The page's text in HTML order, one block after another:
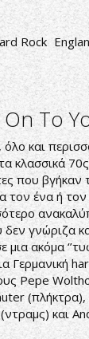
Rock
To
και
κλασσικά
που βγήκαν
τον ένα ή
δεν γνώριζα
ακόμα
Γερμανική
Pepe
και